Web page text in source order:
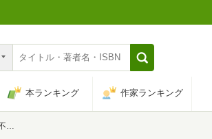
本ランキング 作家ランキング
略